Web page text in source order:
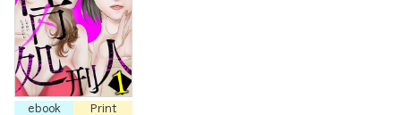
ebook
Print